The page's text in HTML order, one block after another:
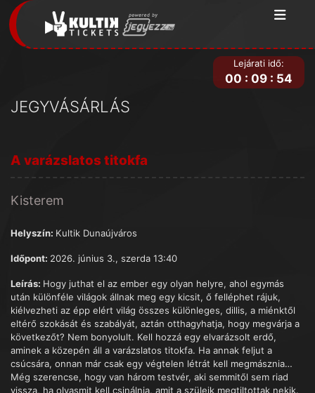
JEGYVÁSÁRLÁS
Lejárati idő:
00 : 09 : 54
A varázslatos titokfa
Kisterem
Helyszín: Kultik Dunaújváros
Időpont: 2026. június 3., szerda 13:40
Leírás: Hogy juthat el az ember egy olyan helyre, ahol egymás
után különféle világok állnak meg egy kicsit, ő felléphet rájuk,
kiélvezheti az épp elért világ összes különleges, dillis, a miénktől
eltérő szokását és szabályát, aztán otthagyhatja, hogy megvárja a
következőt? Nem bonyolult. Kell hozzá egy elvarázsolt erdő,
aminek a közepén áll a varázslatos titokfa. Ha annak feljut a
csúcsára, onnan már csak egy végtelen létrát kell megmásznia…
Még szerencse, hogy van három testvér, aki semmitől sem riad
vissza, ha olyasmit kell csinálnia, amit a szüleik megtiltottak nekik.